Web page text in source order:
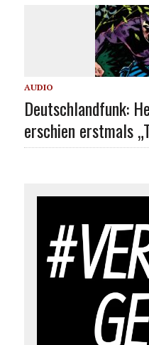
AUDIO
Deutschlandfunk:
erschien erstmals